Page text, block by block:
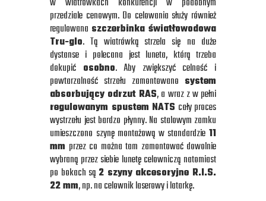
przedziale cenowym. Do celowania służy również
regulowana szczerbinka światłowodowa
Tru-glo. Tą wiatrówką strzela się na duże
dystanse i polecana jest luneta, którą trzeba
dokupić osobno. Aby zwiększyć celność i
powtarzalność strzału zamontowano system
absorbujący odrzut RAS, a wraz z w pełni
regulowanym spustem NATS cały proces
wystrzału jest bardzo płynny. Na stalowym zamku
umieszczono szynę montażową w standardzie 11
mm przez co można tam zamontować dowolnie
wybraną przez siebie lunetę celowniczą natomiast
po bokach są 2 szyny akcesoryjne R.I.S.
22 mm, np. na celownik laserowy i latarkę.